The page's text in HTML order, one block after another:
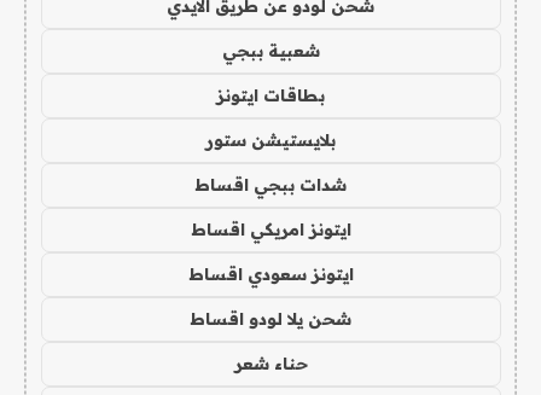
شحن لودو عن طريق الايدي
شعبية ببجي
بطاقات ايتونز
بلايستيشن ستور
شدات ببجي اقساط
ايتونز امريكي اقساط
ايتونز سعودي اقساط
شحن يلا لودو اقساط
حناء شعر